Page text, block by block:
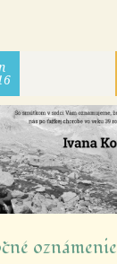
oznámenie